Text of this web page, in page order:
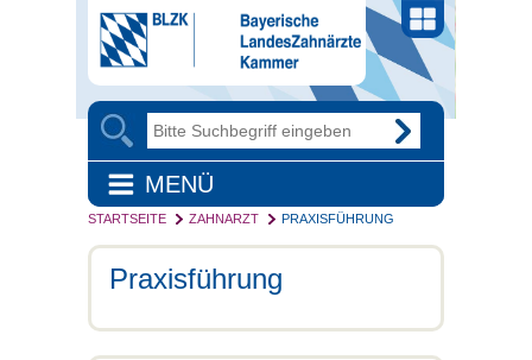
MENÜ
STARTSEITE ZAHNARZT PRAXISFÜHRUNG
Praxisführung